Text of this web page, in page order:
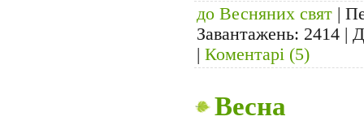
до Весняних свят |
Завантажень: 2414 |
| Коментарі (5)
Весна